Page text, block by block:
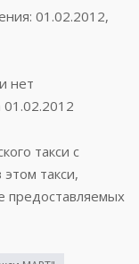
01.02.2012,
нет
такси с
такси,
предоставляемых